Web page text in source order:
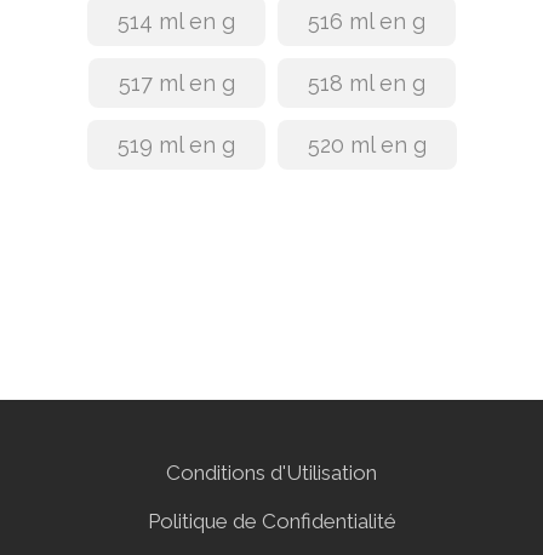
514 ml en g 516 ml en g
517 ml en g 518 ml en g
519 ml en g 520 ml en g
Conditions d'Utilisation
Politique de Confidentialité